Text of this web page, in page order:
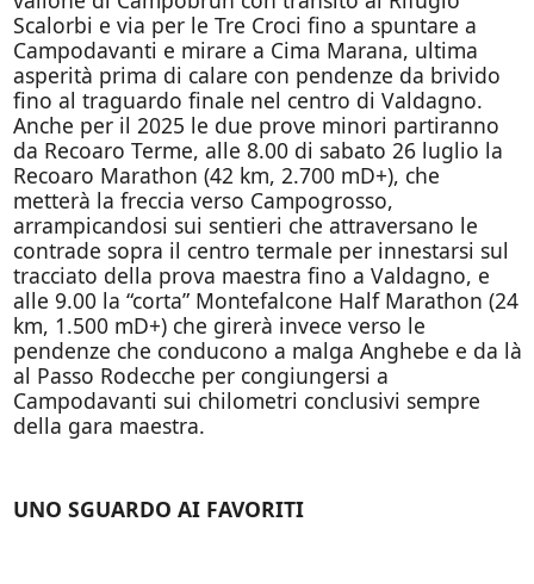
Scalorbi e via per le Tre Croci fino a spuntare a
Campodavanti e mirare a Cima Marana, ultima
asperità prima di calare con pendenze da brivido
fino al traguardo finale nel centro di Valdagno.
Anche per il 2025 le due prove minori partiranno
da Recoaro Terme, alle 8.00 di sabato 26 luglio la
Recoaro Marathon (42 km, 2.700 mD+), che
metterà la freccia verso Campogrosso,
arrampicandosi sui sentieri che attraversano le
contrade sopra il centro termale per innestarsi sul
tracciato della prova maestra fino a Valdagno, e
alle 9.00 la “corta” Montefalcone Half Marathon (24
km, 1.500 mD+) che girerà invece verso le
pendenze che conducono a malga Anghebe e da là
al Passo Rodecche per congiungersi a
Campodavanti sui chilometri conclusivi sempre
della gara maestra.
UNO SGUARDO AI FAVORITI